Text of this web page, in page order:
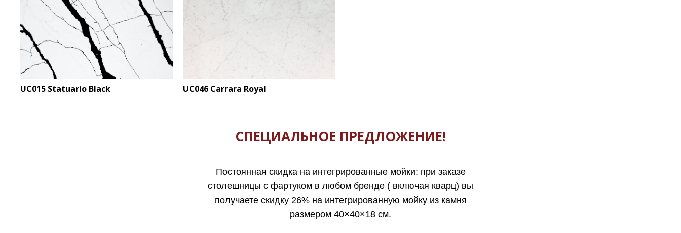
UC015 Statuario Black UC046 Carrara Royal
СПЕЦИАЛЬНОЕ ПРЕДЛОЖЕНИЕ!
Постоянная скидка на интегрированные мойки: при заказе
столешницы с фартуком в любом бренде ( включая кварц) вы
получаете скидку 26% на интегрированную мойку из камня
размером 40×40×18 см.